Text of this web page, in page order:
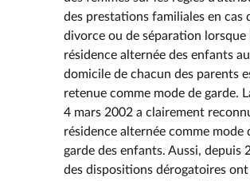
des prestations familiales en cas
divorce ou de séparation lorsque
résidence alternée des enfants au
domicile de chacun des parents
retenue comme mode de garde.
4 mars 2002 a clairement
résidence alternée comme mode
garde des enfants. Aussi, depuis
des dispositions dérogatoires